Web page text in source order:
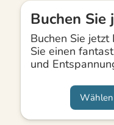
Buchen Sie
Buchen Sie
Sie einen
und
Wählen